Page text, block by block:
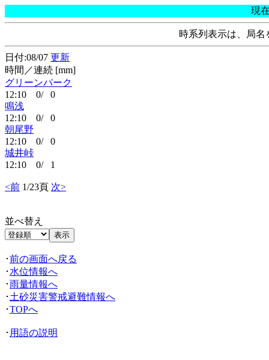
現
時系列表示は、局
日付:08/07 更新
時間／連続 [mm]
グリーンパーク
12:10 0/ 0
鳴浅
12:10 0/ 0
朝尾野
12:10 0/ 0
城井峠
12:10 0/ 1
<前 1/23頁 次>
並べ替え
･前の画面へ戻る
･ 水位情報へ
･雨量情報へ
･ 土砂災害警戒避難情報へ
･TOPへ
･ 用語の説明